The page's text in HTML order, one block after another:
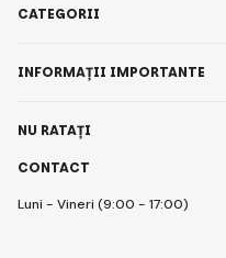
CONTACT
Luni - Vineri (9:00 - 17:00)
CATEGORII
INFORMAȚII IMPORTANTE
NU RATAȚI